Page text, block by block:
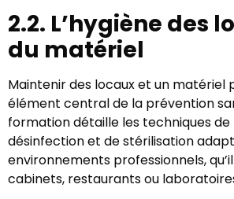
2.2. L’hygiène des
du matériel
Maintenir des locaux et un matériel
élément central de la prévention
formation détaille les techniques
désinfection et de stérilisation
environnements professionnels, qu’il
cabinets, restaurants ou